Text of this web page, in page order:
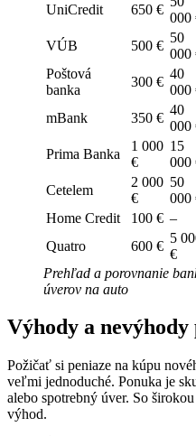
UniCredit 650 €
000
VÚB 500 €
50
000
Poštová
banka
300 €
40
000
mBank 350 €
40
000
Prima Banka
1 000
€
15
000
Cetelem
2 000
€
50
000
Home Credit
100 € –
Quatro
600 €
5
€
Prehľad a porovnanie
úverov na auto
Výhody a
Požičať si peniaze na kúpu
veľmi jednoduché. Ponuka je
alebo spotrebný úver. So
výhod.